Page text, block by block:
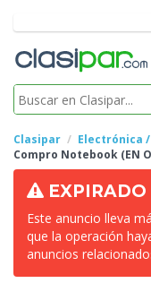
Clasipar
Electrónica
Compro Notebook (EN
EXPIRADO
Este anuncio lleva
que la operación
anuncios